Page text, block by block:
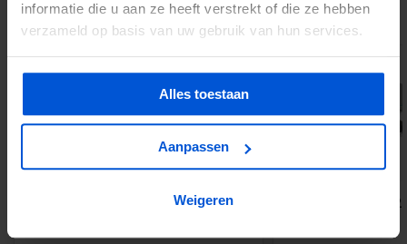
informatie die u aan ze heeft verstrekt of die ze hebben
verzameld op basis van uw gebruik van hun services.
Alles toestaan
Aanpassen
Weigeren
GERELATEERDE PRODUCTEN
Vuren regel geschaafd FSC Mix 70%
PIR isolatieplaat -